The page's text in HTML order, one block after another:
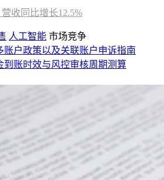
收同比增长12.5%
人工智能 市场竞争
账户政策以及关联账户申诉指南
到账时效与风控审核周期测算